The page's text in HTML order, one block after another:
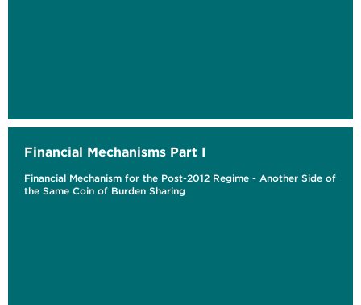
Financial Mechanisms Part I
Financial Mechanism for the Post-2012 Regime - Another Side of
the Same Coin of Burden Sharing